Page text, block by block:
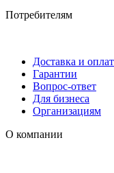
Потребителям
Доставка и
Гарантии
Вопрос-ответ
Для бизнеса
Организациям
О компании